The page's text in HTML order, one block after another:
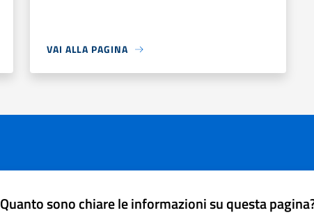
VAI ALLA PAGINA
Quanto sono chiare le informazioni su questa